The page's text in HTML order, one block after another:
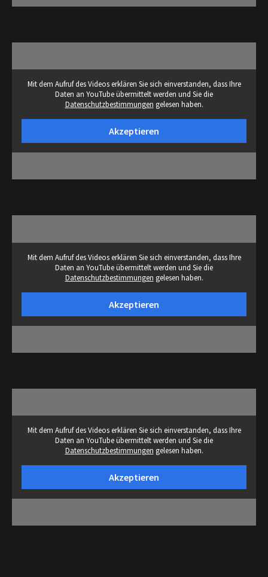
Mit dem Aufruf des Videos erklären Sie sich einverstanden, dass Ihre
Daten an YouTube übermittelt werden und Sie die
Datenschutzbestimmungen gelesen haben.
Akzeptieren
Mit dem Aufruf des Videos erklären Sie sich einverstanden, dass Ihre
Daten an YouTube übermittelt werden und Sie die
Datenschutzbestimmungen gelesen haben.
Akzeptieren
Mit dem Aufruf des Videos erklären Sie sich einverstanden, dass Ihre
Daten an YouTube übermittelt werden und Sie die
Datenschutzbestimmungen gelesen haben.
Akzeptieren